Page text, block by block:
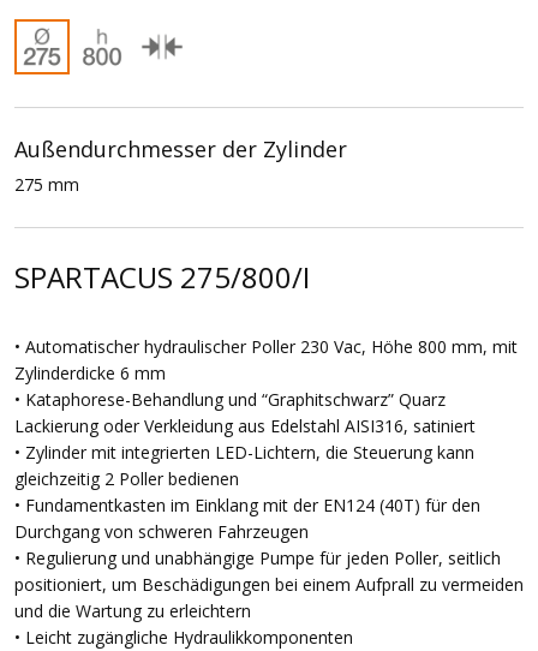
Außendurchmesser der Zylinder
275 mm
SPARTACUS 275/800/I
• Automatischer hydraulischer Poller 230 Vac, Höhe 800 mm, mit
Zylinderdicke 6 mm
• Kataphorese-Behandlung und “Graphitschwarz” Quarz
Lackierung oder Verkleidung aus Edelstahl AISI316, satiniert
• Zylinder mit integrierten LED-Lichtern, die Steuerung kann
gleichzeitig 2 Poller bedienen
• Fundamentkasten im Einklang mit der EN124 (40T) für den
Durchgang von schweren Fahrzeugen
• Regulierung und unabhängige Pumpe für jeden Poller, seitlich
positioniert, um Beschädigungen bei einem Aufprall zu vermeiden
und die Wartung zu erleichtern
• Leicht zugängliche Hydraulikkomponenten